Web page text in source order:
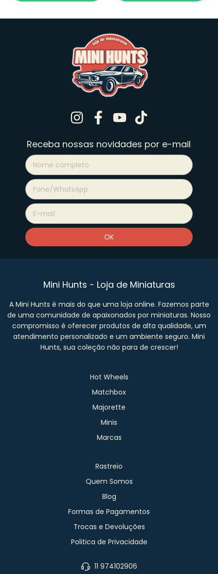
Receba nossas novidades por e-mail
Mini Hunts - Loja de Miniaturas
A Mini Hunts é mais do que uma loja online. Fazemos parte
de uma comunidade de apaixonados por miniaturas. Nosso
compromisso é oferecer produtos de alta qualidade, um
atendimento personalizado e um ambiente seguro. Mini
Hunts, sua coleção não para de crescer!
Hot Wheels
Matchbox
Majorette
Minis
Marcas
Rastreio
Quem Somos
Blog
Formas de Pagamentos
Trocas e Devoluções
Politica de Privacidade
11 974102906